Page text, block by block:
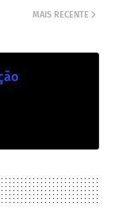
MAIS RECENTE